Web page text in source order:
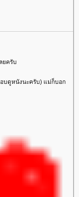
ยครับ
บดูหนังนะครับ) แม่ก็บอก